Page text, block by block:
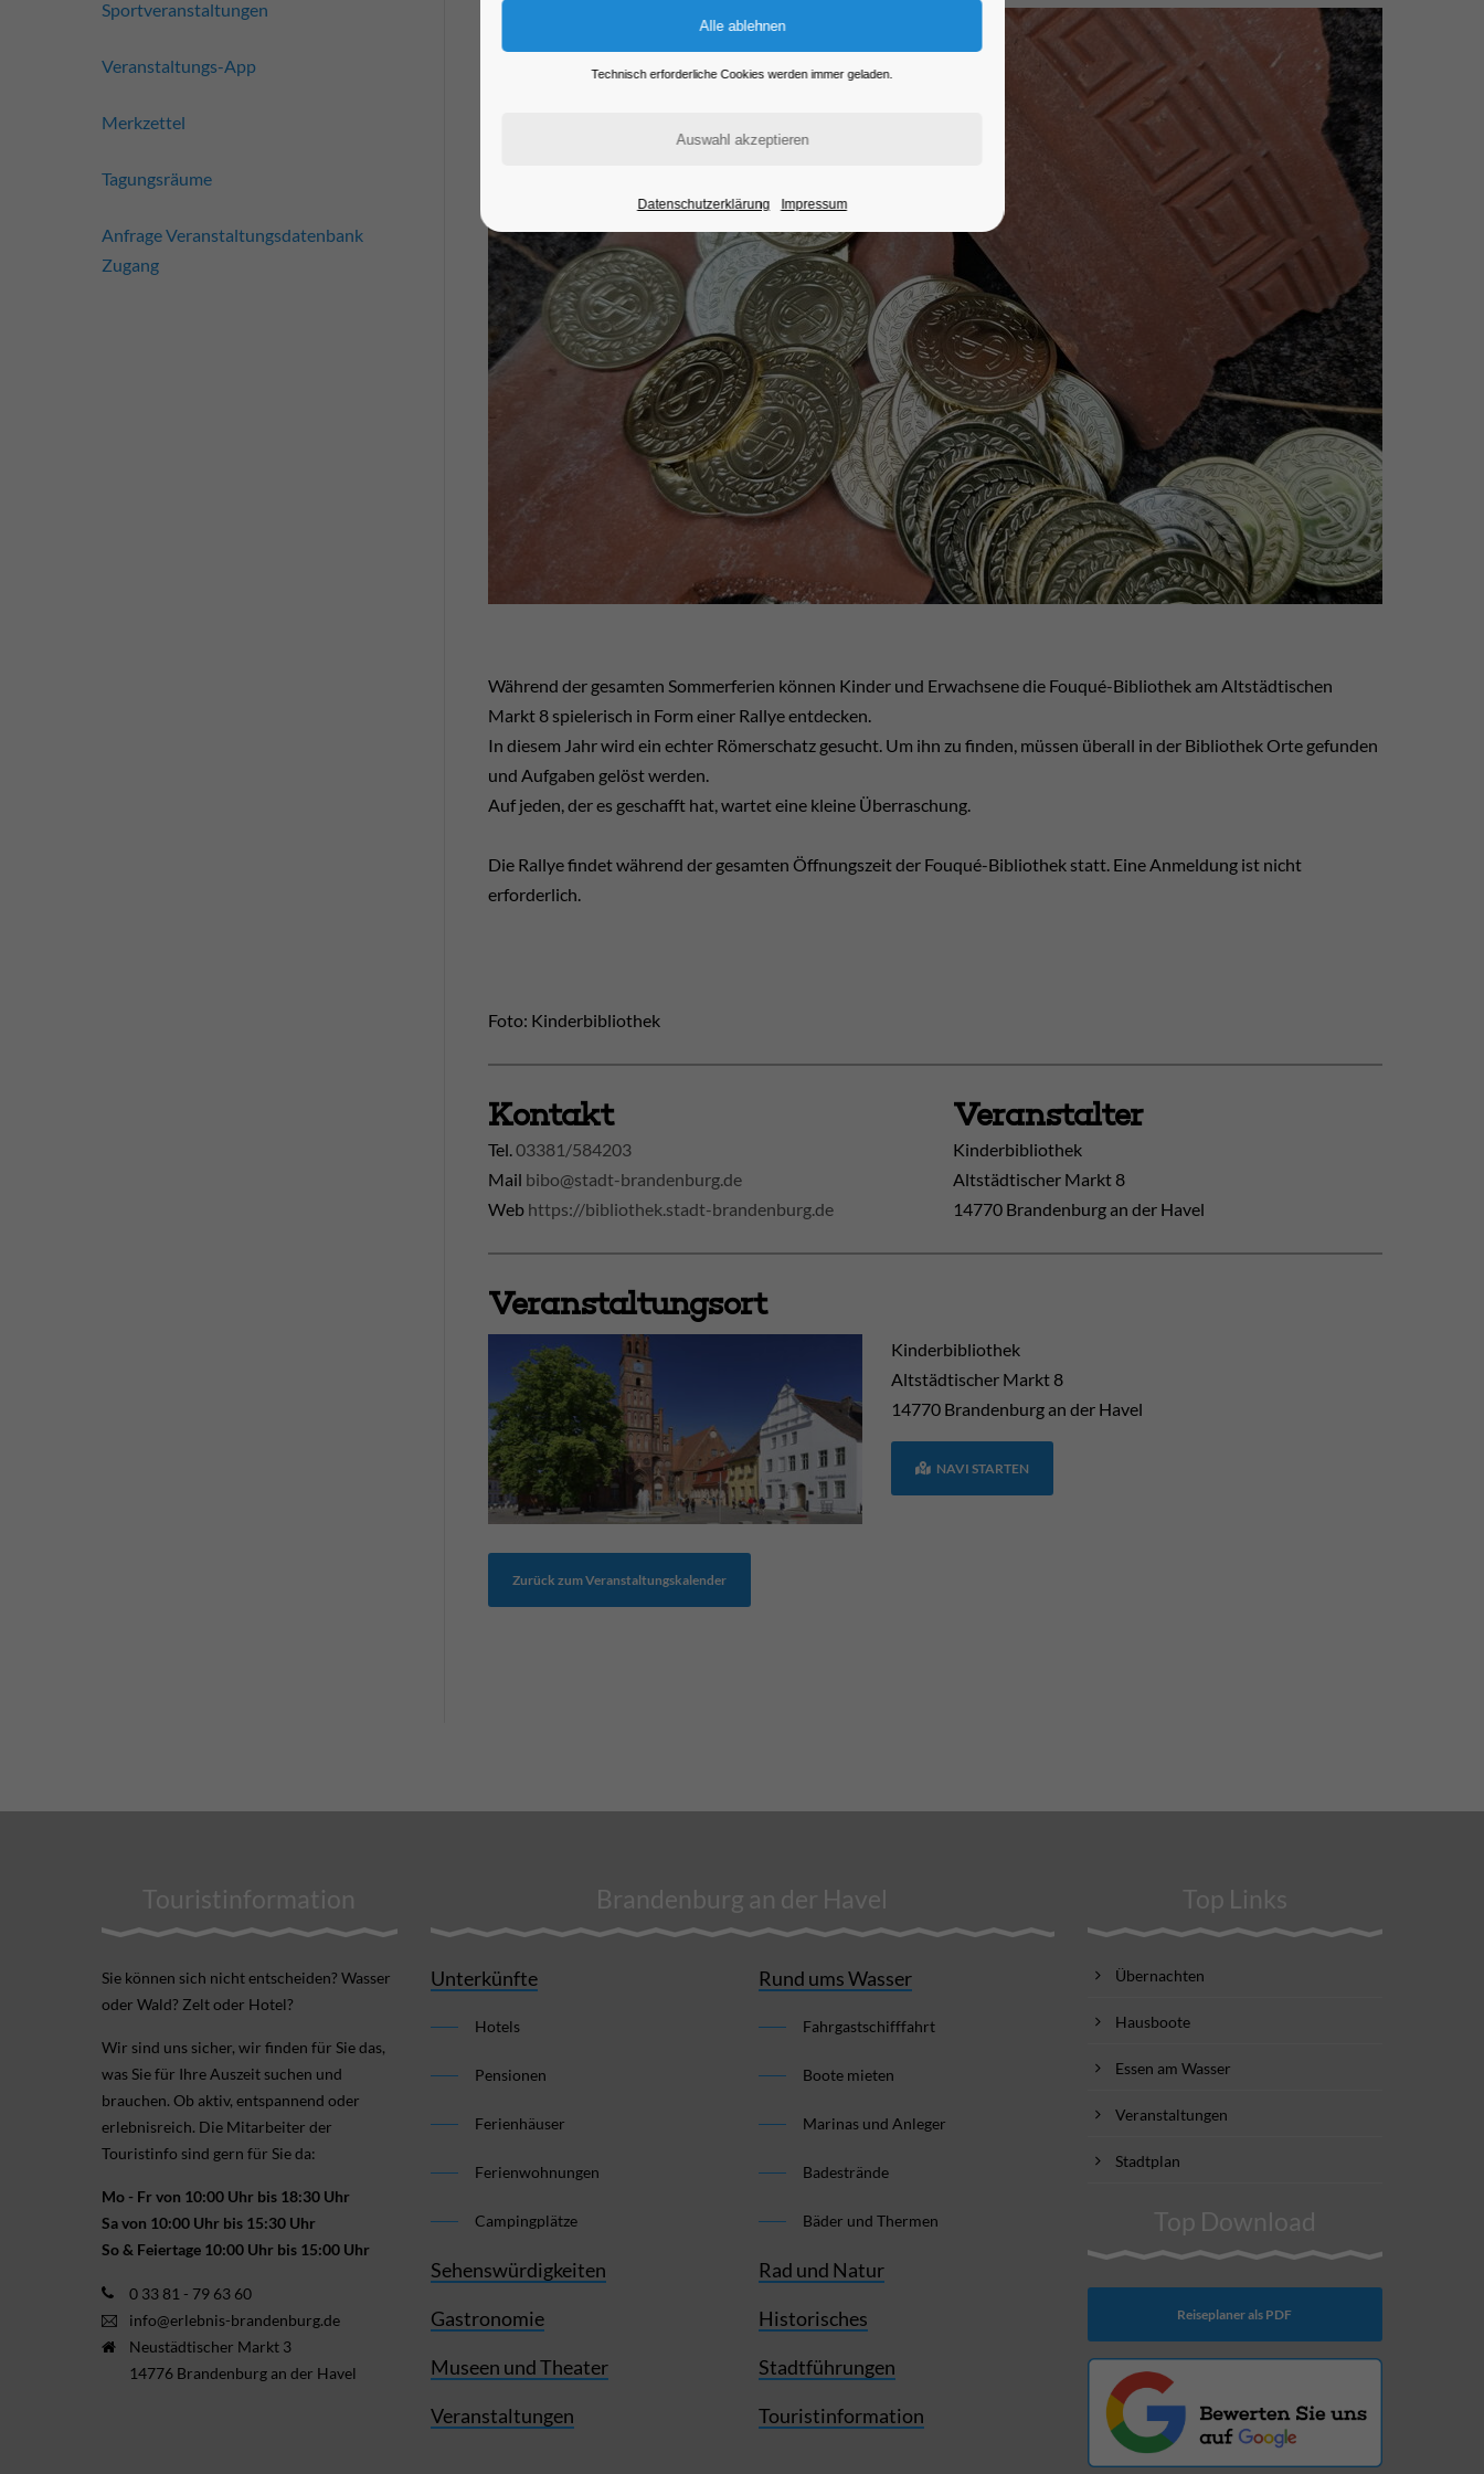
Während der gesamten Sommerferien können Kinder und Erwachsene die Fouqué-Bibliothek am Altstädtischen
Markt 8 spielerisch in Form einer Rallye entdecken.
In diesem Jahr wird ein echter Römerschatz gesucht. Um ihn zu finden, müssen überall in der Bibliothek Orte gefunden
und Aufgaben gelöst werden.
Auf jeden, der es geschafft hat, wartet eine kleine Überraschung.
Die Rallye findet während der gesamten Öffnungszeit der Fouqué-Bibliothek statt. Eine Anmeldung ist nicht
erforderlich.
Foto: Kinderbibliothek
Kontakt
Tel. 03381/584203
Mail bibo@stadt-brandenburg.de
Web https://bibliothek.stadt-brandenburg.de
Veranstalter
Kinderbibliothek
Altstädtischer Markt 8
14770 Brandenburg an der Havel
Veranstaltungsort
Kinderbibliothek
Altstädtischer Markt 8
14770 Brandenburg an der Havel
NAVI STARTEN
Zurück zum Veranstaltungskalender
Sportveranstaltungen
Veranstaltungs-App
Merkzettel
Tagungsräume
Anfrage Veranstaltungsdatenbank
Zugang
Touristinformation
Sie können sich nicht ent­scheiden? Wasser
oder Wald? Zelt oder Hotel?
Wir sind uns sicher, wir finden für Sie das,
was Sie für Ihre Aus­zeit suchen und
brauchen. Ob aktiv, ent­spannend oder
erlebnis­reich. Die Mitarbeiter der
Touristinfo sind gern für Sie da:
Mo - Fr von 10:00 Uhr bis 18:30 Uhr
Sa von 10:00 Uhr bis 15:30 Uhr
So & Feiertage 10:00 Uhr bis 15:00 Uhr
0 33 81 - 79 63 60
info@erlebnis-brandenburg.de
Neustädtischer Markt 3
14776 Brandenburg an der Havel
Brandenburg an der Havel
Unterkünfte
Hotels
Pensionen
Ferienhäuser
Ferienwohnungen
Campingplätze
Sehenswürdigkeiten
Gastronomie
Museen und Theater
Veranstaltungen
Rund ums Wasser
Fahrgastschifffahrt
Boote mieten
Marinas und Anleger
Badestrände
Bäder und Thermen
Rad und Natur
Historisches
Stadtführungen
Touristinformation
Top Links
Übernachten
Hausboote
Essen am Wasser
Veranstaltungen
Stadtplan
Top Download
Reiseplaner als PDF
Technisch erforderliche Cookies werden immer geladen.
Datenschutzerklärung Impressum